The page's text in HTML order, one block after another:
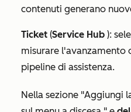
contenuti generano
Ticket (Service Hub ):
misurare l'avanzamento
pipeline di assistenza.
Nella sezione "Aggiungi